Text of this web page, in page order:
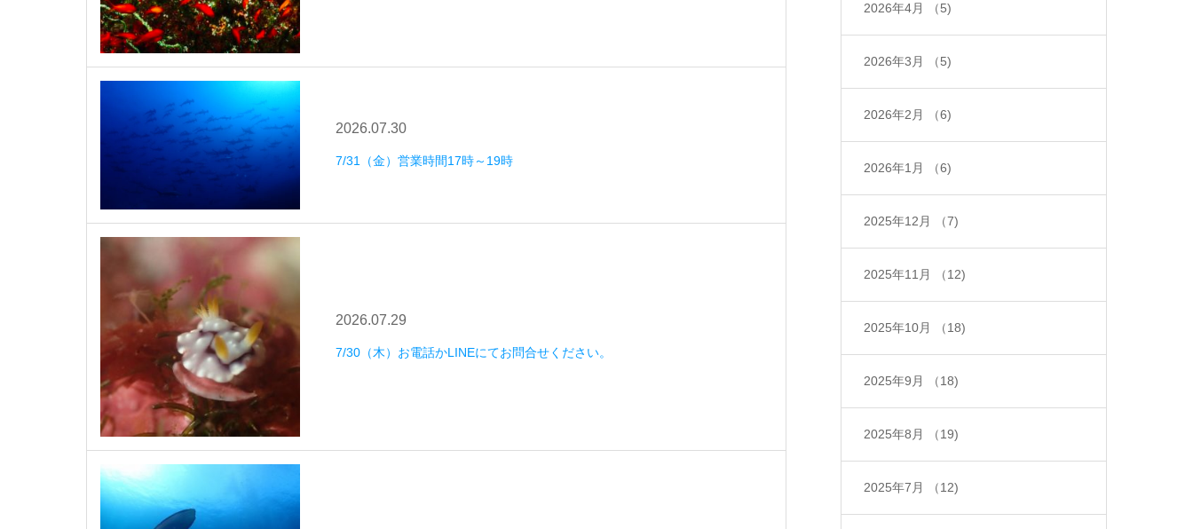
2026.07.30
7/31（金）営業時間17時～19時
2026.07.29
7/30（木）お電話かLINEにてお問合せください。
2026年4月 （5)
2026年3月 （5)
2026年2月 （6)
2026年1月 （6)
2025年12月 （7)
2025年11月 （12)
2025年10月 （18)
2025年9月 （18)
2025年8月 （19)
2025年7月 （12)